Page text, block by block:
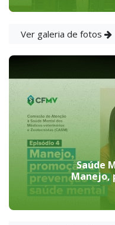
Ver galeria de fotos
Saúde
Manejo,